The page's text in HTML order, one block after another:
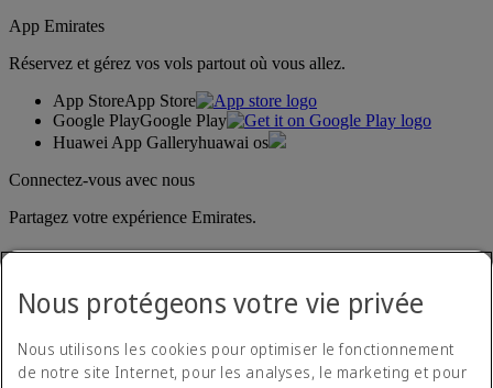
App Emirates
Réservez et gérez vos vols partout où vous allez.
App StoreApp Store
Google PlayGoogle Play
Huawei App Galleryhuawai os
Connectez-vous avec nous
Partagez votre expérience Emirates.
Nous protégeons votre vie privée
Nous utilisons les cookies pour optimiser le fonctionnement
de notre site Internet, pour les analyses, le marketing et pour